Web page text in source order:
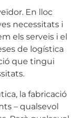
En lloc
necessitats i
els serveis i el
de logística
que tingui
la fabricació
– qualsevol